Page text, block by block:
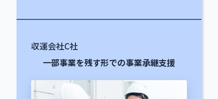
収運会社C社
一部事業を残す形での事業承継支援